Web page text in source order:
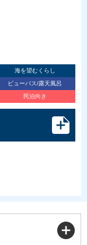
海を望むくらし
ビューバス/露天風呂
民泊向き